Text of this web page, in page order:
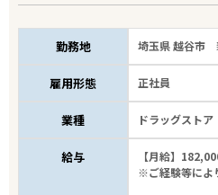
勤務地 埼玉県 越谷市
雇用形態 正社員
業種 ドラッグストア
給与
【月給】
※ご経験等によ